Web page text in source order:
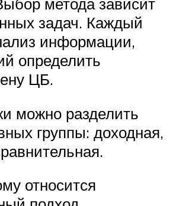
задач. Каждый
информации,
определить
ЦБ.
можно разделить
группы: доходная,
относится